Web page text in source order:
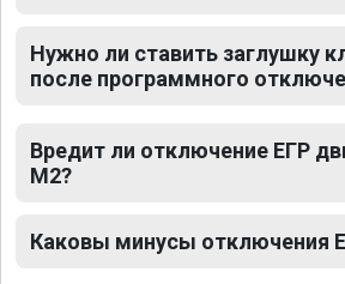
Нужно ли ставить заглушку
после программного
Вредит ли отключение ЕГР
M2?
Каковы минусы отключения